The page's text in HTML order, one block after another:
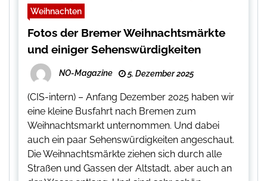
Weihnachten
Fotos der Bremer Weihnachtsmärkte
und einiger Sehenswürdigkeiten
NO-Magazine 5. Dezember 2025
(CIS-intern) – Anfang Dezember 2025 haben wir
eine kleine Busfahrt nach Bremen zum
Weihnachtsmarkt unternommen. Und dabei
auch ein paar Sehenswürdigkeiten angeschaut.
Die Weihnachtsmärkte ziehen sich durch alle
Straßen und Gassen der Altstadt, aber auch an